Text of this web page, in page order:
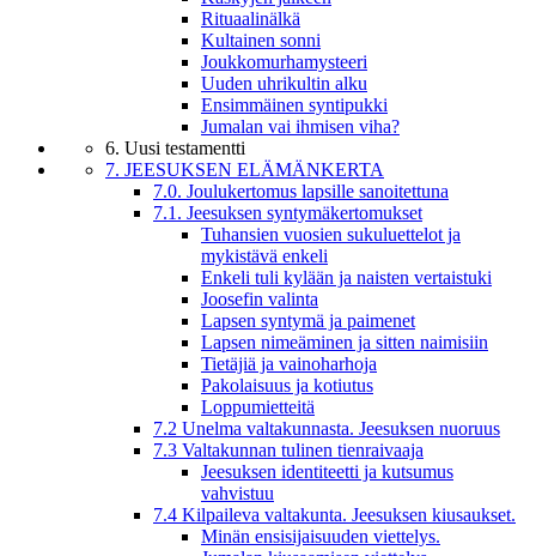
Rituaalinälkä
Kultainen sonni
Joukkomurhamysteeri
Uuden uhrikultin alku
Ensimmäinen syntipukki
Jumalan vai ihmisen viha?
6. Uusi testamentti
7. JEESUKSEN ELÄMÄNKERTA
7.0. Joulukertomus lapsille sanoitettuna
7.1. Jeesuksen syntymäkertomukset
Tuhansien vuosien sukuluettelot ja
mykistävä enkeli
Enkeli tuli kylään ja naisten vertaistuki
Joosefin valinta
Lapsen syntymä ja paimenet
Lapsen nimeäminen ja sitten naimisiin
Tietäjiä ja vainoharhoja
Pakolaisuus ja kotiutus
Loppumietteitä
7.2 Unelma valtakunnasta. Jeesuksen nuoruus
7.3 Valtakunnan tulinen tienraivaaja
Jeesuksen identiteetti ja kutsumus
vahvistuu
7.4 Kilpaileva valtakunta. Jeesuksen kiusaukset.
Minän ensisijaisuuden viettelys.